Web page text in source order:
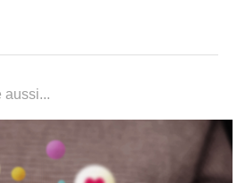
aussi...